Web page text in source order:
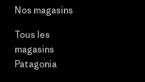
Nos magasins
Tous les
magasins
Patagonia